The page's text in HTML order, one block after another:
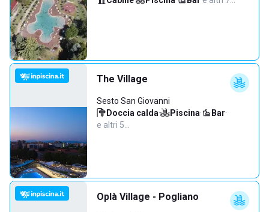
The Village
Sesto San Giovanni
Doccia calda· Piscina· Bar·
e altri 5…
Oplà Village - Pogliano